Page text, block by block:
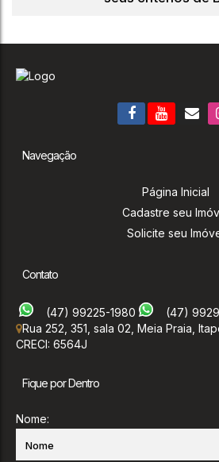
Navegação
Página Inicial
Cadastre seu
Solicite seu
Contato
(47) 99225-1980
(47)
Rua 252 351 sala 02 Meia Praia
CRECI: 6564J
Fique por Dentro
Nome: